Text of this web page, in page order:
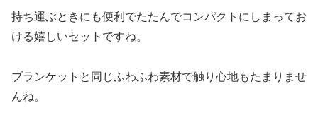
持ち運ぶときにも便利でたたんでコンパクトにしまってお
ける嬉しいセットですね。
ブランケットと同じふわふわ素材で触り心地もたまりませ
んね。